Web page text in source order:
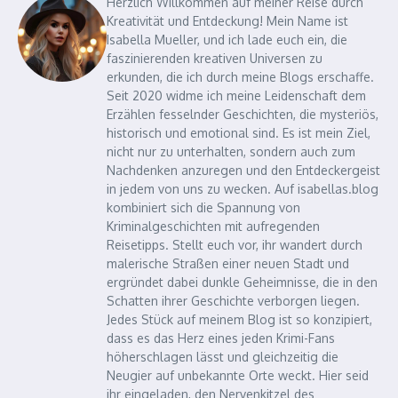
Kreativität und Entdeckung! Mein Name ist
Isabella Mueller, und ich lade euch ein, die
faszinierenden kreativen Universen zu
erkunden, die ich durch meine Blogs erschaffe.
Seit 2020 widme ich meine Leidenschaft dem
Erzählen fesselnder Geschichten, die mysteriös,
historisch und emotional sind. Es ist mein Ziel,
nicht nur zu unterhalten, sondern auch zum
Nachdenken anzuregen und den Entdeckergeist
in jedem von uns zu wecken. Auf isabellas.blog
kombiniert sich die Spannung von
Kriminalgeschichten mit aufregenden
Reisetipps. Stellt euch vor, ihr wandert durch
malerische Straßen einer neuen Stadt und
ergründet dabei dunkle Geheimnisse, die in den
Schatten ihrer Geschichte verborgen liegen.
Jedes Stück auf meinem Blog ist so konzipiert,
dass es das Herz eines jeden Krimi-Fans
höherschlagen lässt und gleichzeitig die
Neugier auf unbekannte Orte weckt. Hier seid
ihr eingeladen, den Nervenkitzel des